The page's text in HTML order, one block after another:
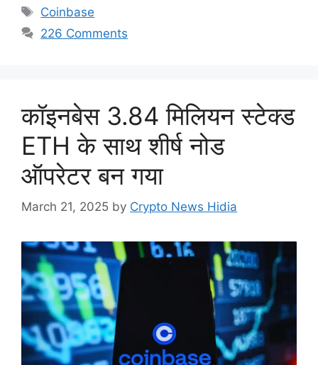
Tags
Coinbase
226 Comments
कॉइनबेस 3.84 मिलियन स्टेक्ड
ETH के साथ शीर्ष नोड
ऑपरेटर बन गया
March 21, 2025 by Crypto News Hidia